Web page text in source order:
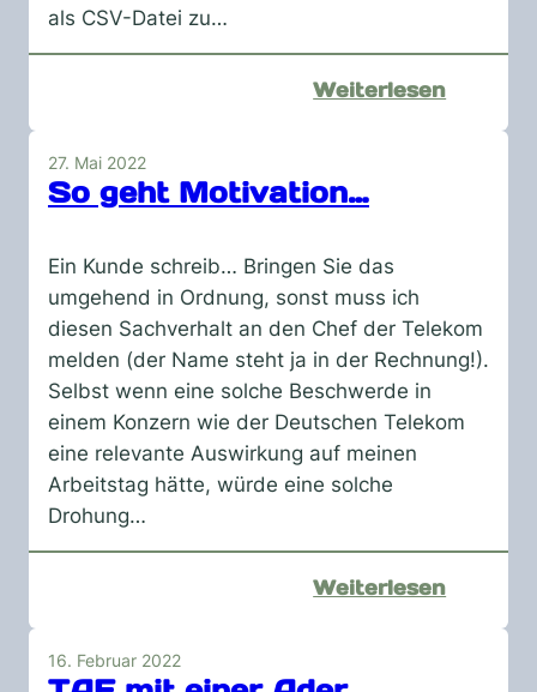
als CSV-Datei zu…
Weiterlesen:
27. Mai 2022
So geht Motivation…
Ein Kunde schreib… Bringen Sie das
umgehend in Ordnung, sonst muss ich
diesen Sachverhalt an den Chef der Telekom
melden (der Name steht ja in der Rechnung!).
Selbst wenn eine solche Beschwerde in
einem Konzern wie der Deutschen Telekom
eine relevante Auswirkung auf meinen
Arbeitstag hätte, würde eine solche
Drohung…
Weiterlesen:
16. Februar 2022